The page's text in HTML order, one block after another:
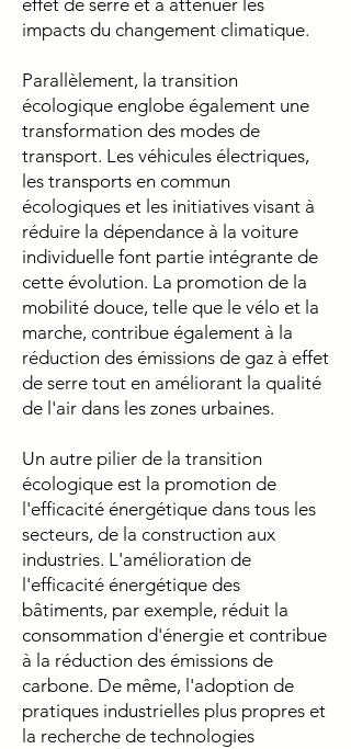
effet de serre et à atténuer les
impacts du changement climatique.
Parallèlement, la transition
écologique englobe également une
transformation des modes de
transport. Les véhicules électriques,
les transports en commun
écologiques et les initiatives visant à
réduire la dépendance à la voiture
individuelle font partie intégrante de
cette évolution. La promotion de la
mobilité douce, telle que le vélo et la
marche, contribue également à la
réduction des émissions de gaz à effet
de serre tout en améliorant la qualité
de l'air dans les zones urbaines.
Un autre pilier de la transition
écologique est la promotion de
l'efficacité énergétique dans tous les
secteurs, de la construction aux
industries. L'amélioration de
l'efficacité énergétique des
bâtiments, par exemple, réduit la
consommation d'énergie et contribue
à la réduction des émissions de
carbone. De même, l'adoption de
pratiques industrielles plus propres et
la recherche de technologies